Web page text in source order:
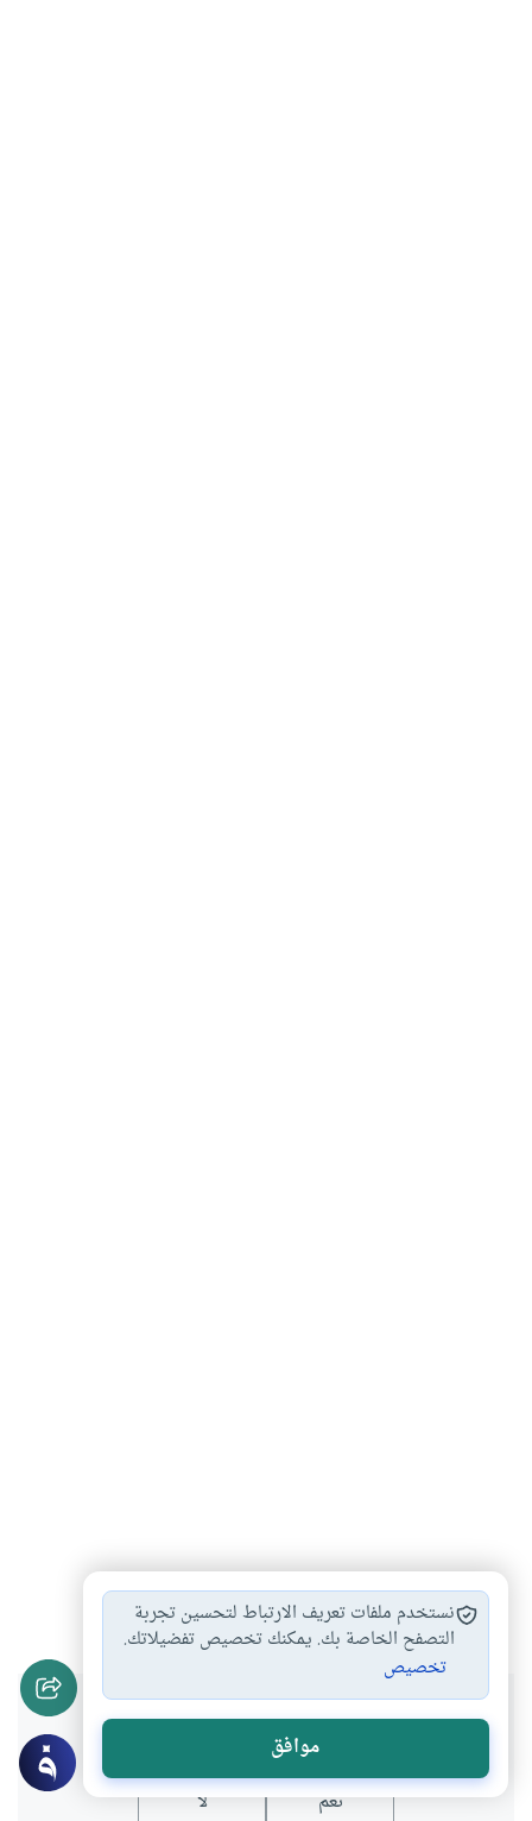
الأسرة الزواج #العلاقات الزوجية تعدد الزوجات
هل انتفعت بهذا المحتوى؟
نعم لا
نستخدم ملفات تعريف الارتباط لتحسين تجربة
التصفح الخاصة بك. يمكنك تخصيص تفضيلاتك.
تخصيص
موافق